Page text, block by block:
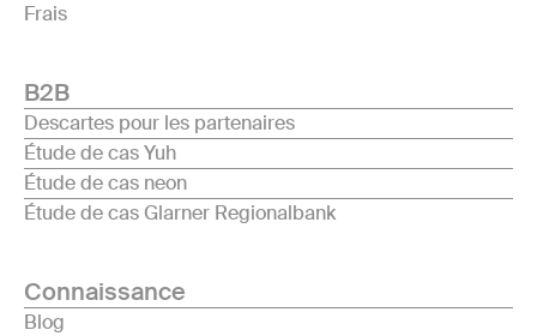
Frais
B2B
Descartes pour les partenaires
Étude de cas Yuh
Étude de cas neon
Étude de cas Glarner Regionalbank
Connaissance
Blog